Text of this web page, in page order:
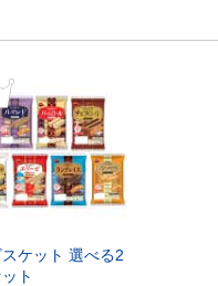
ケット 選べる2
ト